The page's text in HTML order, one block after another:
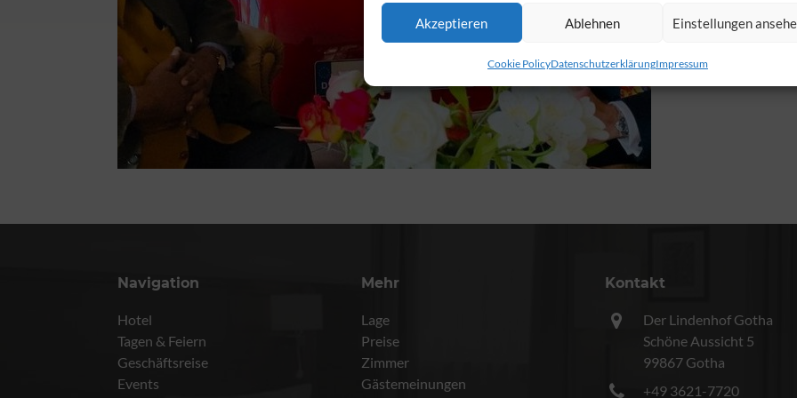
Akzeptieren Ablehnen Einstellungen
Cookie PolicyDatenschutzerklärungImpressum
Navigation
Hotel
Tagen & Feiern
Geschäftsreise
Events
Mehr
Lage
Preise
Zimmer
Gästemeinungen
Kontakt
Der Lindenhof Gotha
Schöne Aussicht 5
99867 Gotha
+49 3621-7720